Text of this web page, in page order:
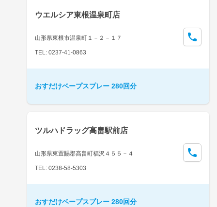
ウエルシア東根温泉町店
山形県東根市温泉町１－２－１７
TEL: 0237-41-0863
おすだけベープスプレー 280回分
ツルハドラッグ高畠駅前店
山形県東置賜郡高畠町福沢４５５－４
TEL: 0238-58-5303
おすだけベープスプレー 280回分